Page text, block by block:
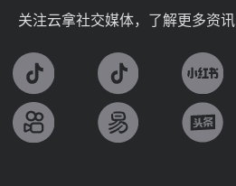
关注云拿社交媒体，了解更多资讯